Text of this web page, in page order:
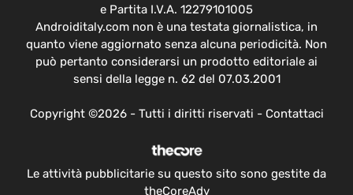
e Partita I.V.A. 12279101005
Androiditaly.com non è una testata giornalistica, in
quanto viene aggiornato senza alcuna periodicità. Non
può pertanto considerarsi un prodotto editoriale ai
sensi della legge n. 62 del 07.03.2001
Copyright ©2026 - Tutti i diritti riservati - Contattaci
Le attività pubblicitarie su questo sito sono gestite da
theCoreAdv